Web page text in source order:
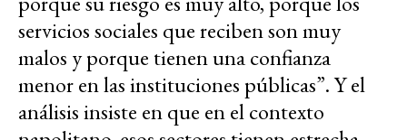
servicios sociales que reciben son muy
malos y porque tienen una confianza
menor en las instituciones públicas”. Y el
análisis insiste en que en el contexto